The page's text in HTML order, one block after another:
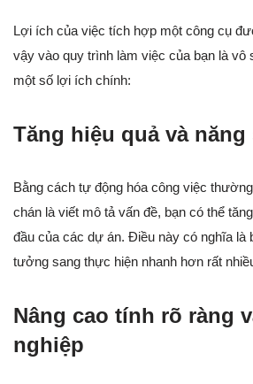
Lợi ích của việc tích hợp một công cụ
vậy vào quy trình làm việc của bạn là vô
một số lợi ích chính:
Tăng hiệu quả và năng
Bằng cách tự động hóa công việc
chán là viết mô tả vấn đề, bạn có thể
đầu của các dự án. Điều này có nghĩa là
tưởng sang thực hiện nhanh hơn rất
Nâng cao tính rõ ràng
nghiệp